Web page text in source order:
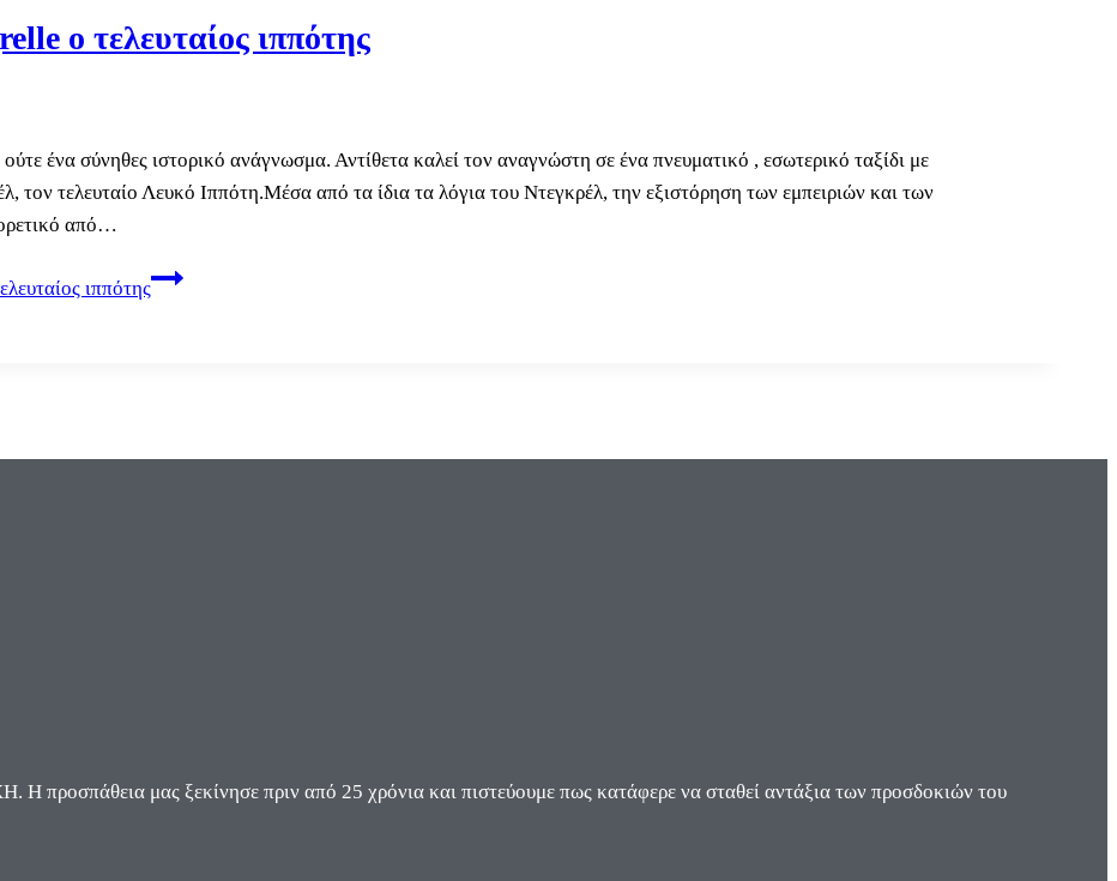
ο τελευταίος ιππότης
ένα σύνηθες ιστορικό ανάγνωσμα. Αντίθετα καλεί τον αναγνώστη σε ένα πνευματικό , εσωτερικό ταξίδι με
τον τελευταίο Λευκό Ιππότη.Μέσα από τα ίδια τα λόγια του Ντεγκρέλ, την εξιστόρηση των εμπειριών και των
από…
ιππότης
προσπάθεια μας ξεκίνησε πριν από 25 χρόνια και πιστεύουμε πως κατάφερε να σταθεί αντάξια των προσδοκιών του